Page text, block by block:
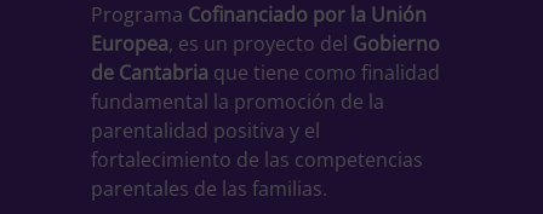
Programa Cofinanciado por la Unión
Europea, es un proyecto del Gobierno
de Cantabria que tiene como finalidad
fundamental la promoción de la
parentalidad positiva y el
fortalecimiento de las competencias
parentales de las familias.